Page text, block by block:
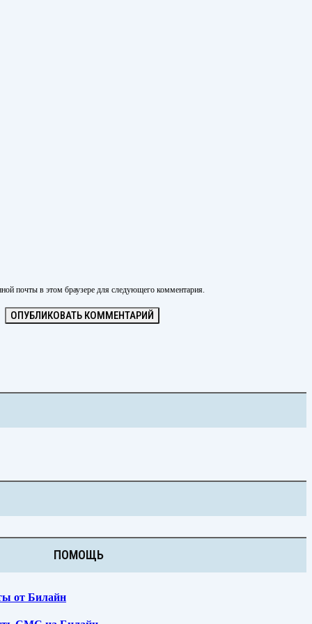
почты в этом браузере для следующего комментария.
ПОМОЩЬ
от Билайн